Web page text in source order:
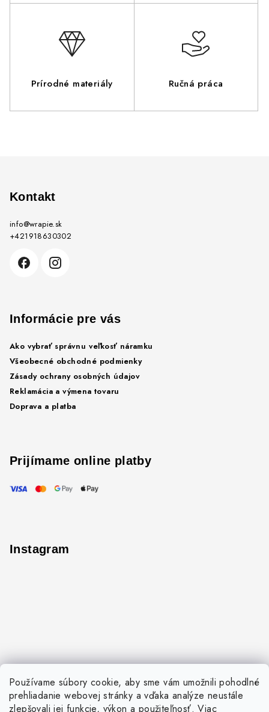
Používame súbory cookie, aby sme vám umožnili pohodlné
prehliadanie webovej stránky a vďaka analýze neustále
zlepšovali jej funkcie, výkon a použiteľnosť.Viac
Prírodné materiály Ručná práca
Kontakt
info@wrapie.sk
+421918630302
Informácie pre vás
Ako vybrať správnu veľkosť náramku
Všeobecné obchodné podmienky
Zásady ochrany osobných údajov
Reklamácia a výmena tovaru
Doprava a platba
Prijímame online platby
Instagram